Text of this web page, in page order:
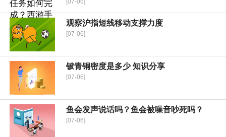
[07-06]
观察沪指短线移动支撑力度
[07-06]
铍青铜密度是多少 知识分享
[07-06]
鱼会发声说话吗？鱼会被噪音吵死吗？
[07-06]